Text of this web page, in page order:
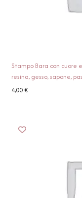
Stampo Bara con cuore
resina, gesso, sapone,
4,00€